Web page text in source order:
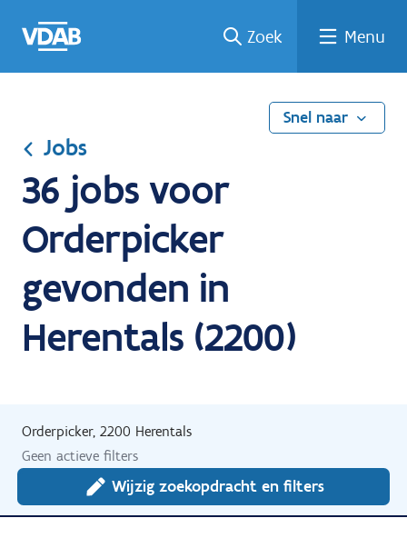
naar
een
een
job
naar
Zoek Menu
Snel naar
Jobs
36 jobs voor
Orderpicker
gevonden in
Herentals (2200)
Orderpicker, 2200 Herentals
Geen actieve filters
Wijzig zoekopdracht en filters